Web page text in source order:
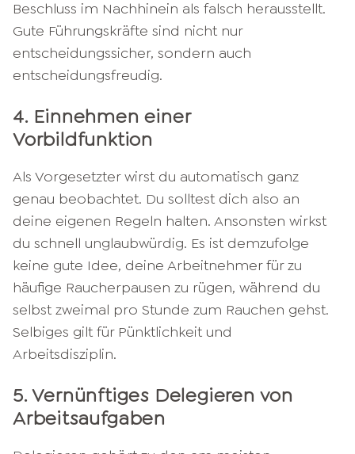
Beschluss im Nachhinein als falsch herausstellt.
Gute Führungskräfte sind nicht nur
entscheidungssicher, sondern auch
entscheidungsfreudig.
4. Einnehmen einer
Vorbildfunktion
Als Vorgesetzter wirst du automatisch ganz
genau beobachtet. Du solltest dich also an
deine eigenen Regeln halten. Ansonsten wirkst
du schnell unglaubwürdig. Es ist demzufolge
keine gute Idee, deine Arbeitnehmer für zu
häufige Raucherpausen zu rügen, während du
selbst zweimal pro Stunde zum Rauchen gehst.
Selbiges gilt für Pünktlichkeit und
Arbeitsdisziplin.
5. Vernünftiges Delegieren von
Arbeitsaufgaben